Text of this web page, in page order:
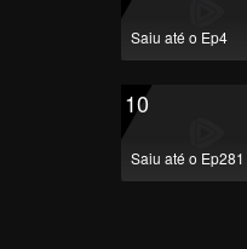
Saiu até o Ep4
10
Saiu até o Ep281